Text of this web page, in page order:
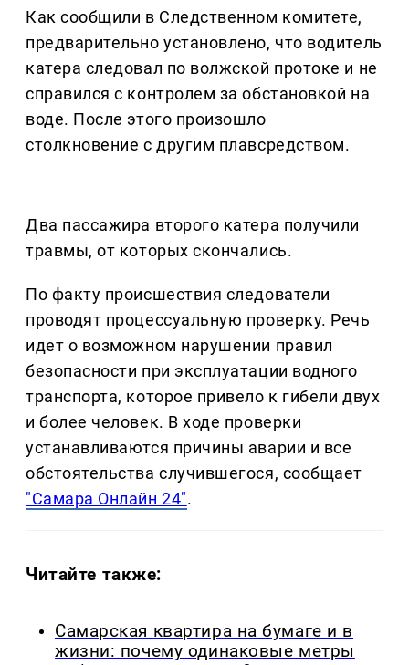
Как сообщили в Следственном комитете,
предварительно установлено, что водитель
катера следовал по волжской протоке и не
справился с контролем за обстановкой на
воде. После этого произошло
столкновение с другим плавсредством.
Два пассажира второго катера получили
травмы, от которых скончались.
По факту происшествия следователи
проводят процессуальную проверку. Речь
идет о возможном нарушении правил
безопасности при эксплуатации водного
транспорта, которое привело к гибели двух
и более человек. В ходе проверки
устанавливаются причины аварии и все
обстоятельства случившегося, сообщает
"Самара Онлайн 24".
Читайте также:
Самарская квартира на бумаге и в
жизни: почему одинаковые метры